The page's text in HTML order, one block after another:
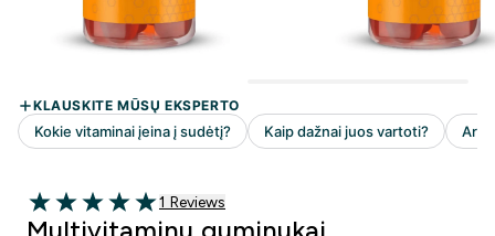
5 out of 5 stars
1 customer reviews
1 Reviews
Multivitaminų guminukai